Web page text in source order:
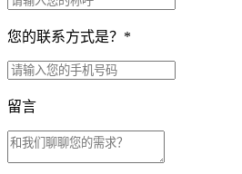
您的联系方式是？ *
留言